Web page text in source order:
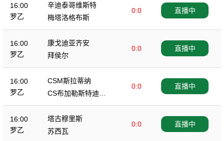
16:00
罗乙
辛迪泰哥维斯特
0:0
梅塔洛格布斯
直播中
16:00
罗乙
康戈迪亚齐安
0:0
拜侯尔
直播中
16:00
罗乙
CSM斯拉蒂纳
0:0
CS布加勒斯特迪纳
摩
直播中
16:00
罗乙
塔古穆里斯
0:0
苏西瓦
直播中